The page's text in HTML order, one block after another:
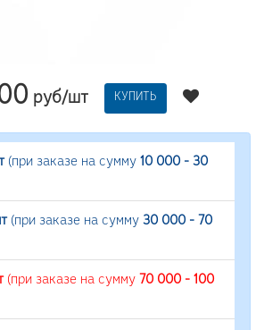
руб/шт КУПИТЬ
(при заказе на сумму 10 000 - 30
(при заказе на сумму 30 000 - 70
(при заказе на сумму 70 000 - 100